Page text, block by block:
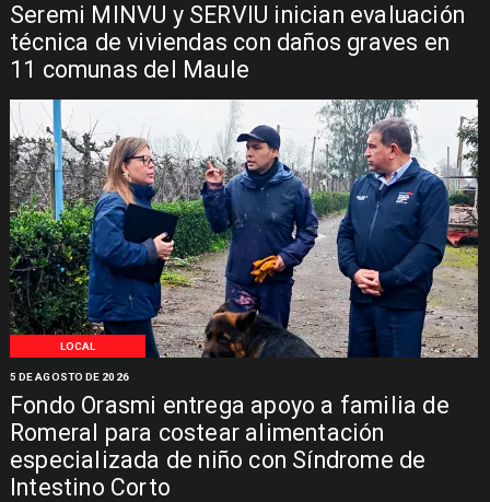
Seremi MINVU y SERVIU inician evaluación
técnica de viviendas con daños graves en
11 comunas del Maule
LOCAL
Fondo Orasmi entrega apoyo a familia de
Romeral para costear alimentación
especializada de niño con Síndrome de
Intestino Corto
5 DE AGOSTO DE 2026